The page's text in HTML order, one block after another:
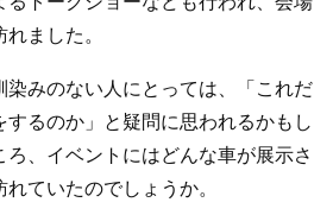
ました。
染みのない人にとっては、「これだ
するのか」と疑問に思われるかもし
ろ、イベントにはどんな車が展示さ
ていたのでしょうか。